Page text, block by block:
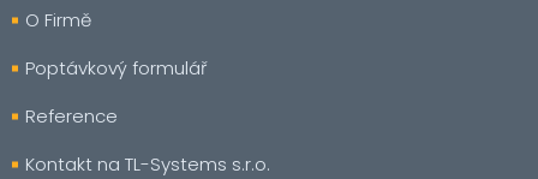
a O Firmě
Poptávkový formulář
Reference
Kontakt na TL-Systems s.r.o.